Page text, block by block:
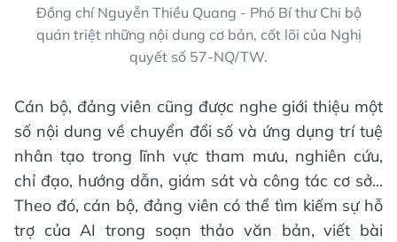
Đồng chí Nguyễn Thiều Quang - Phó Bí thư Chi bộ
quán triệt những nội dung cơ bản, cốt lõi của Nghị
quyết số 57-NQ/TW.
Cán bộ, đảng viên cũng được nghe giới thiệu một
số nội dung về chuyển đổi số và ứng dụng trí tuệ
nhân tạo trong lĩnh vực tham mưu, nghiên cứu,
chỉ đạo, hướng dẫn, giám sát và công tác cơ sở...
Theo đó, cán bộ, đảng viên có thể tìm kiếm sự hỗ
trợ của AI trong soạn thảo văn bản, viết bài